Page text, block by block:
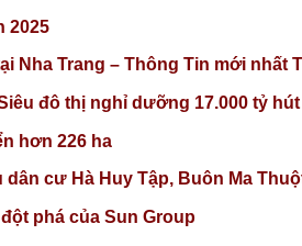
2025
Nha Trang – Thông Tin mới nhất
đô thị nghỉ dưỡng 17.000 tỷ
hơn 226 ha
cư Hà Huy Tập, Buôn Ma
phá của Sun Group